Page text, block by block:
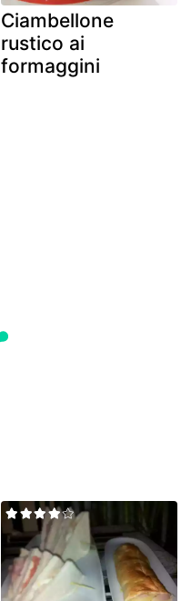
Ciambellone
rustico ai
formaggini